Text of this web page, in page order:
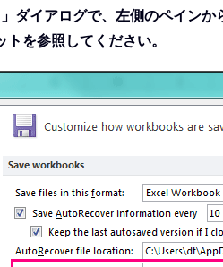
」ダイアログで、左側のペインか
を参照してください。